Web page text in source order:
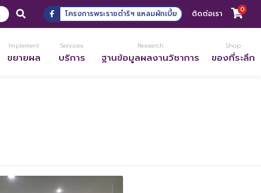
โครงการพระราชดำริฯ แหลมผักเบี้ย ติดต่อเรา 0
Implement
ขยายผล
Services
บริการ
Research
ฐานข้อมูลผลงานวิชาการ
Shop
ของที่ระลึก